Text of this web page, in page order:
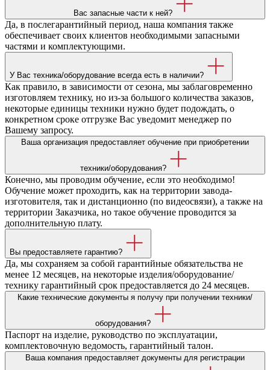
Вас запасные части к ней?
Да, в послегарантийный период, наша компания также
обеспечивает своих клиентов необходимыми запасными
частями и комплектующими.
У Вас техника/оборудование всегда есть в наличии?
Как правило, в зависимости от сезона, мы заблаговременно
изготовляем технику, но из-за большого количества заказов,
некоторые единицы техники нужно будет подождать, о
конкретном сроке отгрузке Вас уведомит менеджер по
Вашему запросу.
Ваша организация предоставляет обучение при приобретении
техники/оборудования?
Конечно, мы проводим обучение, если это необходимо!
Обучение может проходить, как на территории завода-
изготовителя, так и дистанционно (по видеосвязи), а также на
территории Заказчика, но такое обучение проводится за
дополнительную плату.
Вы предоставляете гарантию?
Да, мы сохраняем за собой гарантийные обязательства не
менее 12 месяцев, на некоторые изделия/оборудование/
технику гарантийный срок предоставляется до 24 месяцев.
Какие технические документы я получу при получении техники/
оборудования?
Паспорт на изделие, руководство по эксплуатации,
комплектовочную ведомость, гарантийный талон.
Ваша компания предоставляет документы для регистрации